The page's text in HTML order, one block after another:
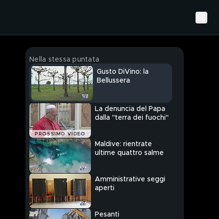
Nella stessa puntata
Gusto DiVino: la
Bellussera
PROSSIMO VIDEO
La denuncia del Papa
dalla "terra dei fuochi"
Maldive: rientrate
ultime quattro salme
Amministrative seggi
aperti
Pesanti